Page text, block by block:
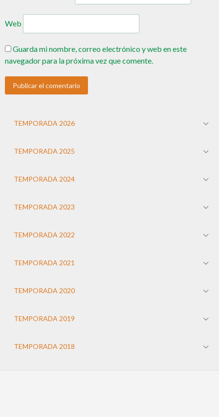
Web
Guarda mi nombre, correo electrónico y web en este
navegador para la próxima vez que comente.
TEMPORADA 2026
TEMPORADA 2025
TEMPORADA 2024
TEMPORADA 2023
TEMPORADA 2022
TEMPORADA 2021
TEMPORADA 2020
TEMPORADA 2019
TEMPORADA 2018